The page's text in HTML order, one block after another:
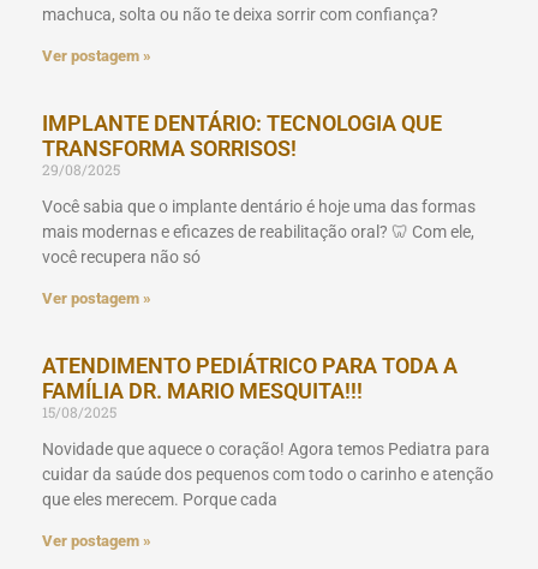
machuca, solta ou não te deixa sorrir com confiança?
Ver postagem »
IMPLANTE DENTÁRIO: TECNOLOGIA QUE
TRANSFORMA SORRISOS!
29/08/2025
Você sabia que o implante dentário é hoje uma das formas
mais modernas e eficazes de reabilitação oral? 🦷 Com ele,
você recupera não só
Ver postagem »
ATENDIMENTO PEDIÁTRICO PARA TODA A
FAMÍLIA DR. MARIO MESQUITA!!!
15/08/2025
Novidade que aquece o coração! Agora temos Pediatra para
cuidar da saúde dos pequenos com todo o carinho e atenção
que eles merecem. Porque cada
Ver postagem »